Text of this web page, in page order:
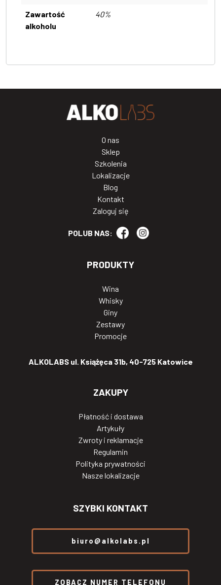
Zawartość
alkoholu
40%
O nas
Sklep
Szkolenia
Lokalizacje
Blog
Kontakt
Zaloguj się
POLUB NAS:
PRODUKTY
Wina
Whisky
Giny
Zestawy
Promocje
ALKOLABS ul. Książęca 31b, 40-725 Katowice
ZAKUPY
Płatność i dostawa
Artykuły
Zwroty i reklamacje
Regulamin
Polityka prywatności
Nasze lokalizacje
SZYBKI KONTAKT
biuro@alkolabs.pl
ZOBACZ NUMER TELEFONU